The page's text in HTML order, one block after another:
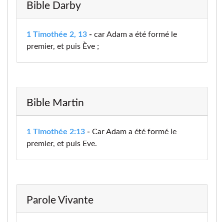
Bible Darby
1 Timothée 2, 13 - car Adam a été formé le
premier, et puis Ève ;
Bible Martin
1 Timothée 2:13 - Car Adam a été formé le
premier, et puis Eve.
Parole Vivante